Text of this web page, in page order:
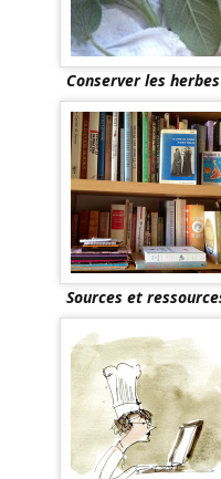
Conserver les herbes
Sources et